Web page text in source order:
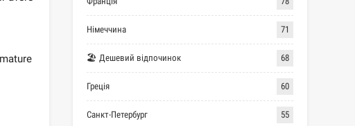
Німеччина 71
🏖 Дешевий відпочинок 68
Греція 60
Санкт-Петербург 55